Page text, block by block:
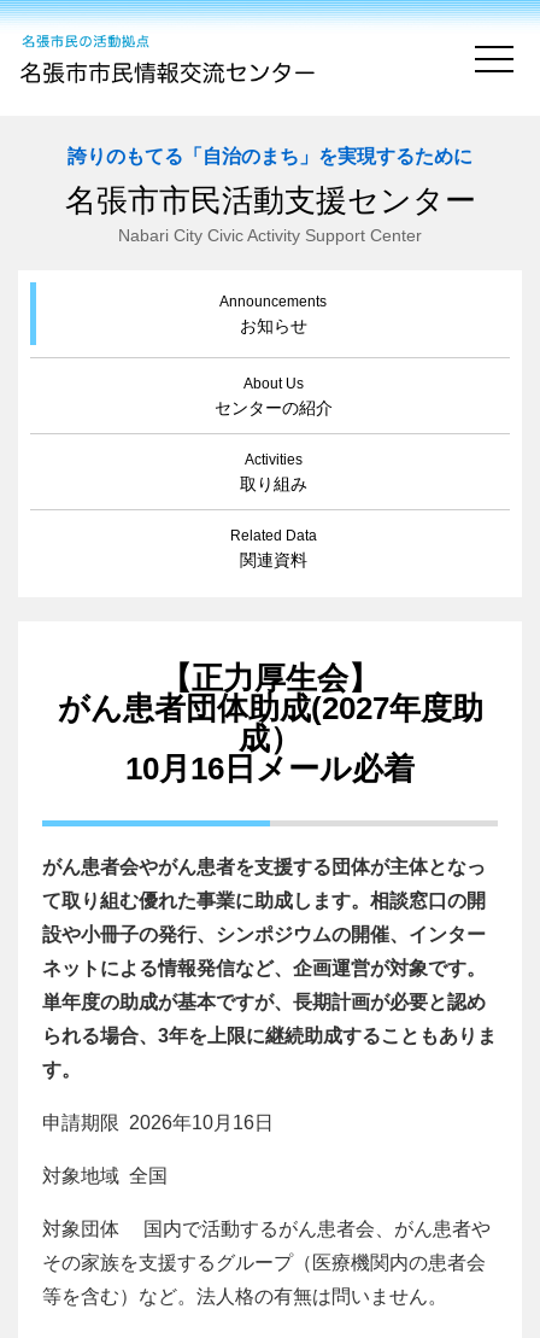
誇りのもてる「自治のまち」を実現するために
名張市市民活動支援センター
Nabari City Civic Activity Support Center
Announcements
お知らせ
About Us
センターの紹介
Activities
取り組み
Related Data
関連資料
【正力厚生会】
がん患者団体助成(2027年度助
成）
10月16日メール必着
がん患者会やがん患者を支援する団体が主体となっ
て取り組む優れた事業に助成します。相談窓口の開
設や小冊子の発行、シンポジウムの開催、インター
ネットによる情報発信など、企画運営が対象です。
単年度の助成が基本ですが、長期計画が必要と認め
られる場合、3年を上限に継続助成することもありま
す。
申請期限 2026年10月16日
対象地域 全国
対象団体 国内で活動するがん患者会、がん患者や
その家族を支援するグループ（医療機関内の患者会
等を含む）など。法人格の有無は問いません。